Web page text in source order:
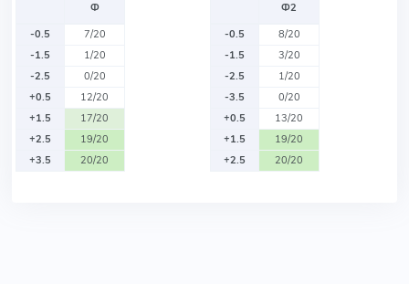
Ф
-0.5
7/20
-1.5
1/20
-2.5
0/20
+0.5
12/20
+1.5
17/20
+2.5
19/20
+3.5
20/20
Ф2
-0.5
8/20
-1.5
3/20
-2.5
1/20
-3.5
0/20
+0.5
13/20
+1.5
19/20
+2.5
20/20